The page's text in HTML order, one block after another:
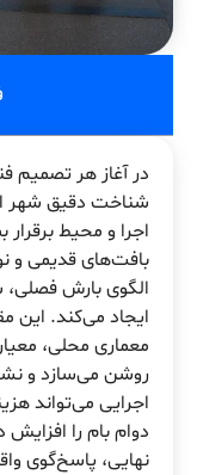
در آغاز هر تصمیم
شناخت دقیق شهر
اجرا و محیط
بافت‌های قدیمی و
الگوی بارش فصلی،
ایجاد می‌کند. این
معماری محلی،
روشن می‌سازد و
اجرایی می‌تواند
دوام بام را
نهایی، پاسخ‌گوی